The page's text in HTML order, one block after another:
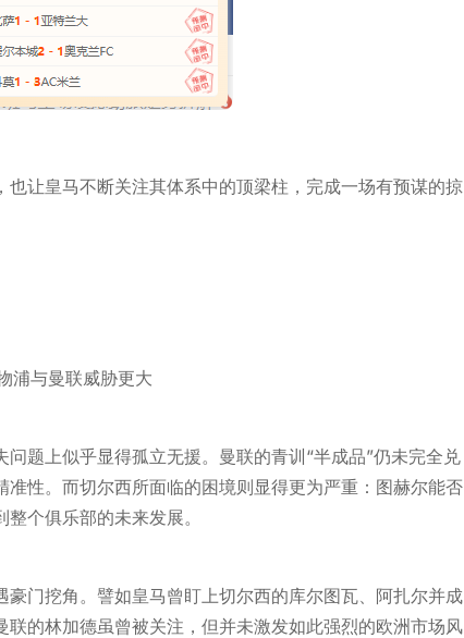
让皇马不断关注其体系中的顶梁柱，完成一场有预谋的掠
浦与曼联威胁更大
题上似乎显得孤立无援。曼联的青训“半成品”仍未完全兑
性。而切尔西所面临的困境则显得更为严重：图赫尔能否
个俱乐部的未来发展。
门挖角。譬如皇马曾盯上切尔西的库尔图瓦、阿扎尔并成
的林加德虽曾被关注，但并未激发如此强烈的欧洲市场风